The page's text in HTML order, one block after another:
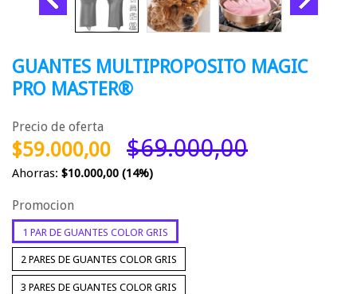
GUANTES MULTIPROPOSITO MAGIC
PRO MASTER®
Precio de oferta
$59.000,00 $69.000,00
Ahorras: $10.000,00 (14%)
Promocion
1 PAR DE GUANTES COLOR GRIS
2 PARES DE GUANTES COLOR GRIS
3 PARES DE GUANTES COLOR GRIS